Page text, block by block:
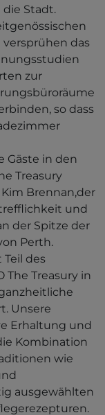
Stadt.
das
zur
so dass
Gäste in den
Treasury
Brennan,der
und
der Spitze der
Perth.
Teil des
The Treasury in
Unsere
Erhaltung und
Kombination
wie
ausgewählten